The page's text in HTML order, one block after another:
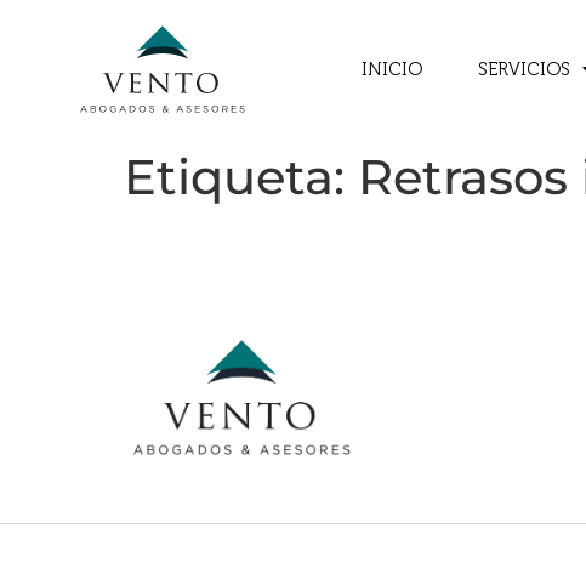
INICIO SERVICIOS
Etiqueta: